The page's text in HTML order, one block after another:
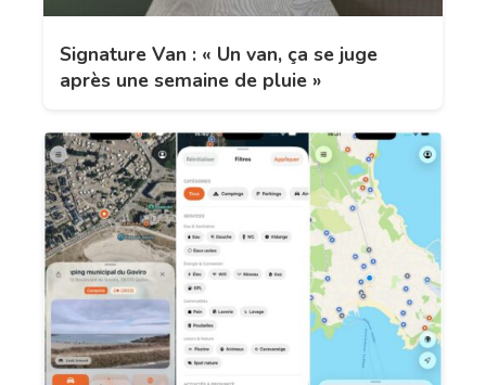
Signature Van : « Un van, ça se juge
après une semaine de pluie »